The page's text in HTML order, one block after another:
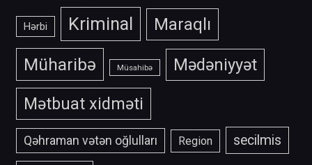
Hərbi Kriminal Maraqlı
Müharibə Müsahibə
Mədəniyyət
Mətbuat xidməti
Qəhraman vətən oğlulları Region secilmis